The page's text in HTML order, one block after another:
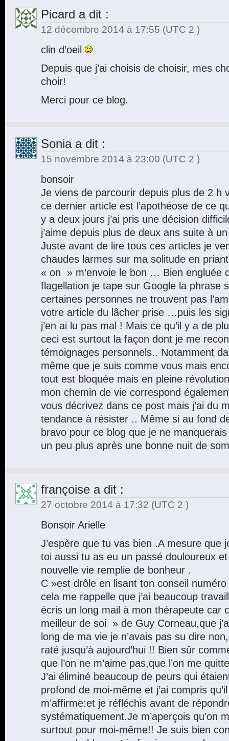
Picard a dit :
12 décembre 2014 à 17:55 (UTC 2 )
clin d’oeil
Depuis que j’ai choisis de choisir, mes
choir!
Merci pour ce blog.
Soniaa dit :
15 novembre 2014 à 23:00 (UTC 2 )
bonsoir
Je viens de parcourir depuis plus de 2 h
ce dernier article est l’apothéose de ce
y a deux jours j’ai pris une décision
j’aime depuis plus de deux ans suite à
Juste avant de lire tous ces articles je
chaudes larmes sur ma solitude en
« on » m’envoie le bon … Bien engluée
flagellation je tape sur Google la phrase
certaines personnes ne trouvent pas
votre article du lâcher prise …puis les
j’en ai lu pas mal ! Mais ce qu’il y a de
ceci est surtout la façon dont je me
témoignages personnels.. Notamment
même que je suis comme vous mais
tout est bloquée mais en pleine
mon chemin de vie correspond
vous décrivez dans ce post mais j’ai du
tendance à résister .. Même si au fond
bravo pour ce blog que je ne
un peu plus après une bonne nuit de
françoise a dit :
27 octobre 2014 à 17:32 (UTC 2 )
Bonsoir Arielle
J’espère que tu vas bien .A mesure que
toi aussi tu as eu un passé douloureux
nouvelle vie remplie de bonheur .
C »est drôle en lisant ton conseil
cela me rappelle que j’ai beaucoup
écris un long mail à mon thérapeute car
meilleur de soi » de Guy Corneau,que
long de ma vie je n’avais pas su dire
raté jusqu’à aujourd’hui !! Bien sûr
que l’on ne m’aime pas,que l’on me
J’ai éliminé beaucoup de peurs qui
profond de moi-même et j’ai compris
m’affirme:et je réfléchis avant de
systématiquement.Je m’aperçois qu’on
surtout pour moi-même!! Je suis bien